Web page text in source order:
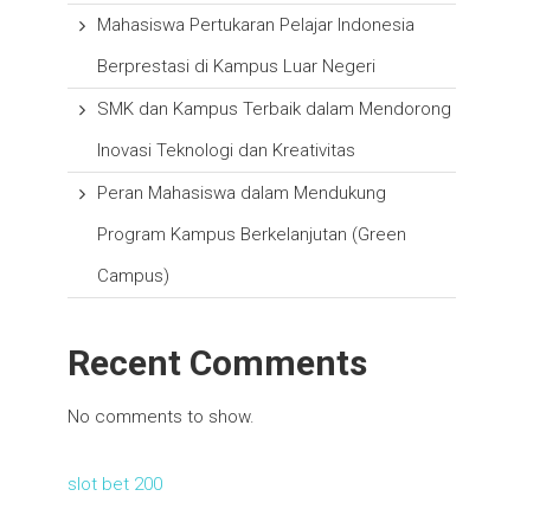
Mahasiswa Pertukaran Pelajar Indonesia
Berprestasi di Kampus Luar Negeri
SMK dan Kampus Terbaik dalam Mendorong
Inovasi Teknologi dan Kreativitas
Peran Mahasiswa dalam Mendukung
Program Kampus Berkelanjutan (Green
Campus)
Recent Comments
No comments to show.
slot bet 200